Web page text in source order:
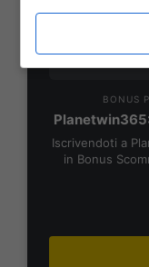
BONUS
Iscrivendoti a
in Bonus